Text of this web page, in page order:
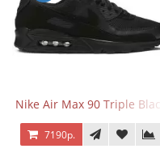
Nike Air Max 90 Triple Black
7190р.